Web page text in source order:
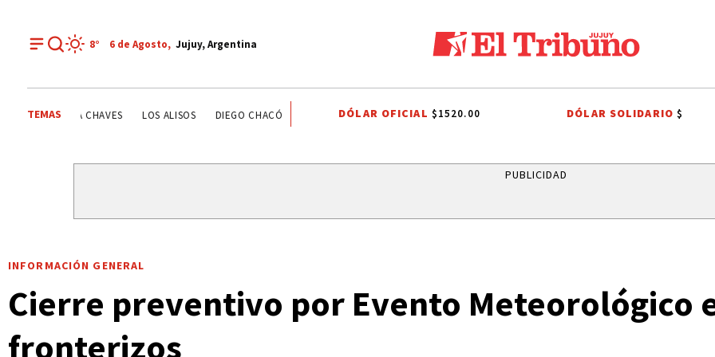
8° 6 de Agosto, Jujuy, Argentina
TEMAS ESTATALES DEPORTE RECREATIVO YAMILA CHAVES LOS ALISOS DIEGO CHACÓN PRIMERA NACIONAL LIGA
DÓLAR OFICIAL $1520.00 DÓLAR SOLIDARIO$
PUBLICIDAD
INFORMACIÓN GENERAL
Cierre preventivo por Evento Meteorológico
fronterizos